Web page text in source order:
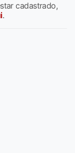
cadastrado,
.